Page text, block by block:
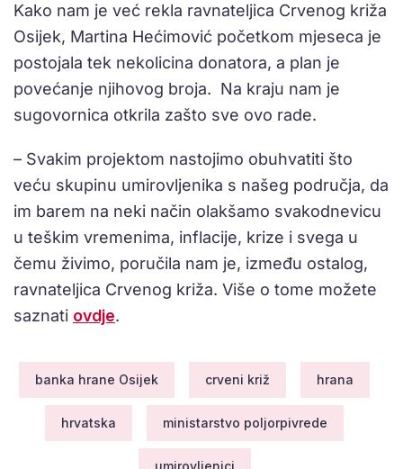
Kako nam je već rekla ravnateljica Crvenog križa
Osijek, Martina Hećimović početkom mjeseca je
postojala tek nekolicina donatora, a plan je
povećanje njihovog broja. Na kraju nam je
sugovornica otkrila zašto sve ovo rade.
– Svakim projektom nastojimo obuhvatiti što
veću skupinu umirovljenika s našeg područja, da
im barem na neki način olakšamo svakodnevicu
u teškim vremenima, inflacije, krize i svega u
čemu živimo, poručila nam je, između ostalog,
ravnateljica Crvenog križa. Više o tome možete
saznati ovdje.
banka hrane Osijek crveni križ hrana
hrvatska ministarstvo poljorpivrede